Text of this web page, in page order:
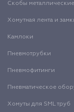
Скобы металлические
Хомутная лента и
Камлоки
Пневмотрубки
Пневмофитинги
Пневматическое
Хомуты для SML труб